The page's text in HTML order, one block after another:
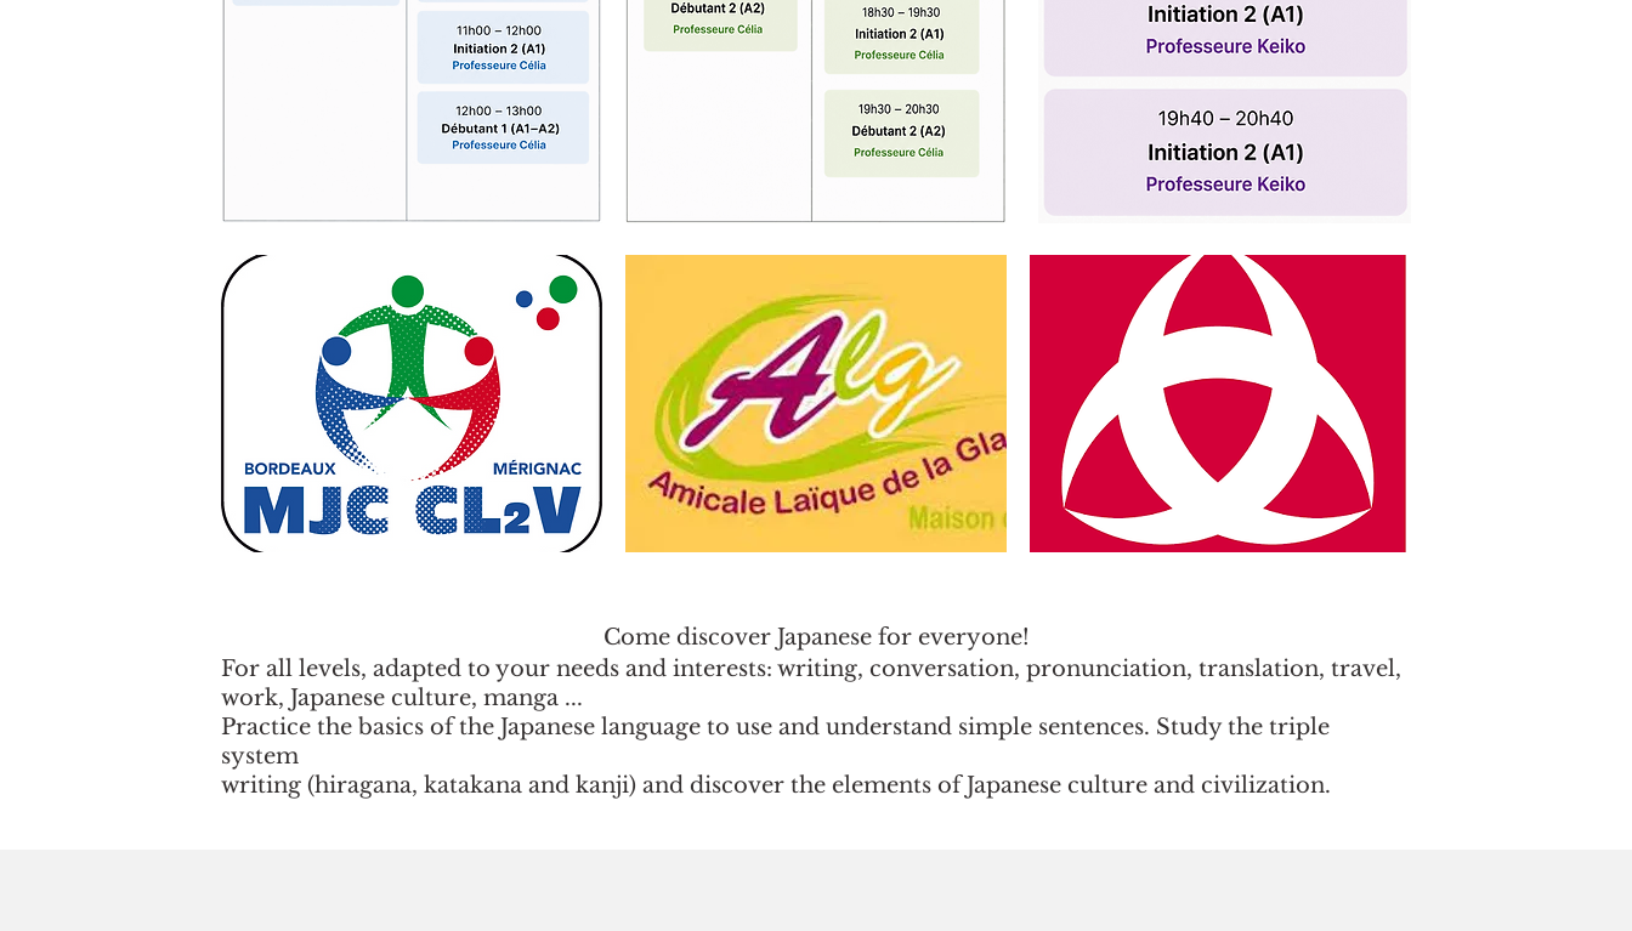
Come discover Japanese for everyone!
For all levels, adapted to your needs and interests: writing, conversation, pronunciation, translation, travel,
work, Japanese culture, manga ...
Practice the basics of the Japanese language to use and understand simple sentences. Study the triple
system
writing (hiragana, katakana and kanji) and discover the elements of Japanese culture and civilization.